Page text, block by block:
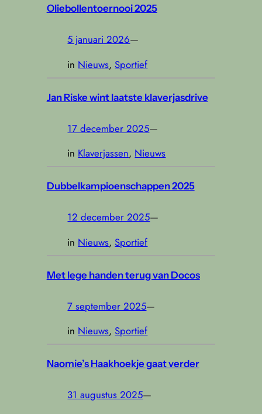
Oliebollentoernooi 2025
5 januari 2026—
in Nieuws, Sportief
Jan Riske wint laatste klaverjasdrive
17 december 2025—
in Klaverjassen, Nieuws
Dubbelkampioenschappen 2025
12 december 2025—
in Nieuws, Sportief
Met lege handen terug van Docos
7 september 2025—
in Nieuws, Sportief
Naomie’s Haakhoekje gaat verder
31 augustus 2025—